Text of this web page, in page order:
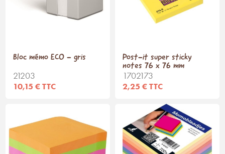
Bloc mémo ECO - gris
21203
10,15 € TTC
Post-it super sticky
notes 76 x 76 mm
1702173
2,25 € TTC